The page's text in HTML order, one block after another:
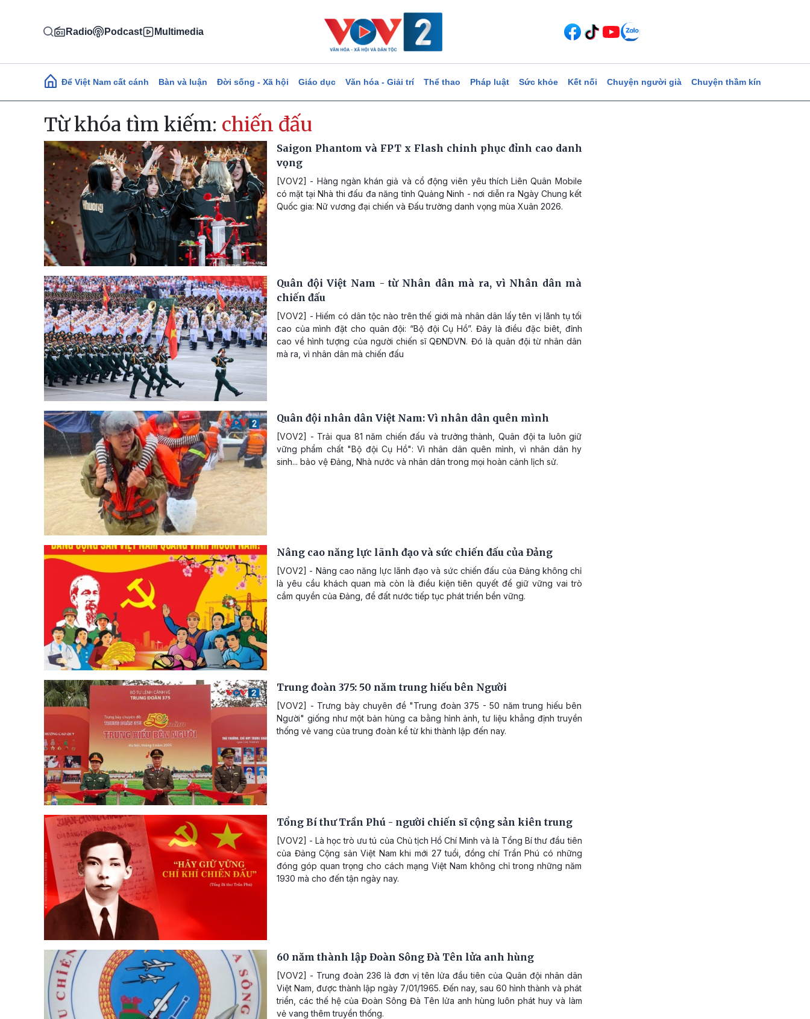
Radio Podcast Multimedia
Main navigation
Để Việt Nam cất cánh Bàn và luận Đời sống - Xã hội Giáo dục Văn hóa - Giải trí Thể thao Pháp luật Sức khỏe Kết nối Chuyện người già Chuyện thầm kín
Từ khóa tìm kiếm: chiến đấu
Saigon Phantom và FPT x Flash chinh phục đỉnh cao danh
vọng
[VOV2] - Hàng ngàn khán giả và cổ động viên yêu thích Liên Quân Mobile
có mặt tại Nhà thi đấu đa năng tỉnh Quảng Ninh - nơi diễn ra Ngày Chung kết
Quốc gia: Nữ vương đại chiến và Đấu trường danh vọng mùa Xuân 2026.
Quân đội Việt Nam - từ Nhân dân mà ra, vì Nhân dân mà
chiến đấu
[VOV2] - Hiếm có dân tộc nào trên thế giới mà nhân dân lấy tên vị lãnh tụ tối
cao của mình đặt cho quân đội: “Bộ đội Cụ Hồ”. Đây là điều đặc biêt, đỉnh
cao về hình tượng của người chiến sĩ QĐNDVN. Đó là quân đội từ nhân dân
mà ra, vì nhân dân mà chiến đấu
Quân đội nhân dân Việt Nam: Vì nhân dân quên mình
[VOV2] - Trải qua 81 năm chiến đấu và trưởng thành, Quân đội ta luôn giữ
vững phẩm chất "Bộ đội Cụ Hồ": Vì nhân dân quên mình, vì nhân dân hy
sinh... bảo vệ Đảng, Nhà nước và nhân dân trong mọi hoàn cảnh lịch sử.
Nâng cao năng lực lãnh đạo và sức chiến đấu của Đảng
[VOV2] - Nâng cao năng lực lãnh đạo và sức chiến đấu của Đảng không chỉ
là yêu cầu khách quan mà còn là điều kiện tiên quyết để giữ vững vai trò
cầm quyền của Đảng, để đất nước tiếp tục phát triển bền vững.
Trung đoàn 375: 50 năm trung hiếu bên Người
[VOV2] - Trưng bày chuyên đề "Trung đoàn 375 - 50 năm trung hiếu bên
Người" giống như một bản hùng ca bằng hình ảnh, tư liệu khẳng định truyền
thống vẻ vang của trung đoàn kể từ khi thành lập đến nay.
Tổng Bí thư Trần Phú - người chiến sĩ cộng sản kiên trung
[VOV2] - Là học trò ưu tú của Chủ tịch Hồ Chí Minh và là Tổng Bí thư đầu tiên
của Đảng Cộng sản Việt Nam khi mới 27 tuổi, đồng chí Trần Phú có những
đóng góp quan trọng cho cách mạng Việt Nam không chỉ trong những năm
1930 mà cho đến tận ngày nay.
60 năm thành lập Đoàn Sông Đà Tên lửa anh hùng
[VOV2] - Trung đoàn 236 là đơn vị tên lửa đầu tiên của Quân đội nhân dân
Việt Nam, được thành lập ngày 7/01/1965. Đến nay, sau 60 hình thành và phát
triển, các thế hệ của Đoàn Sông Đà Tên lửa anh hùng luôn phát huy và làm
vẻ vang thêm truyền thống.